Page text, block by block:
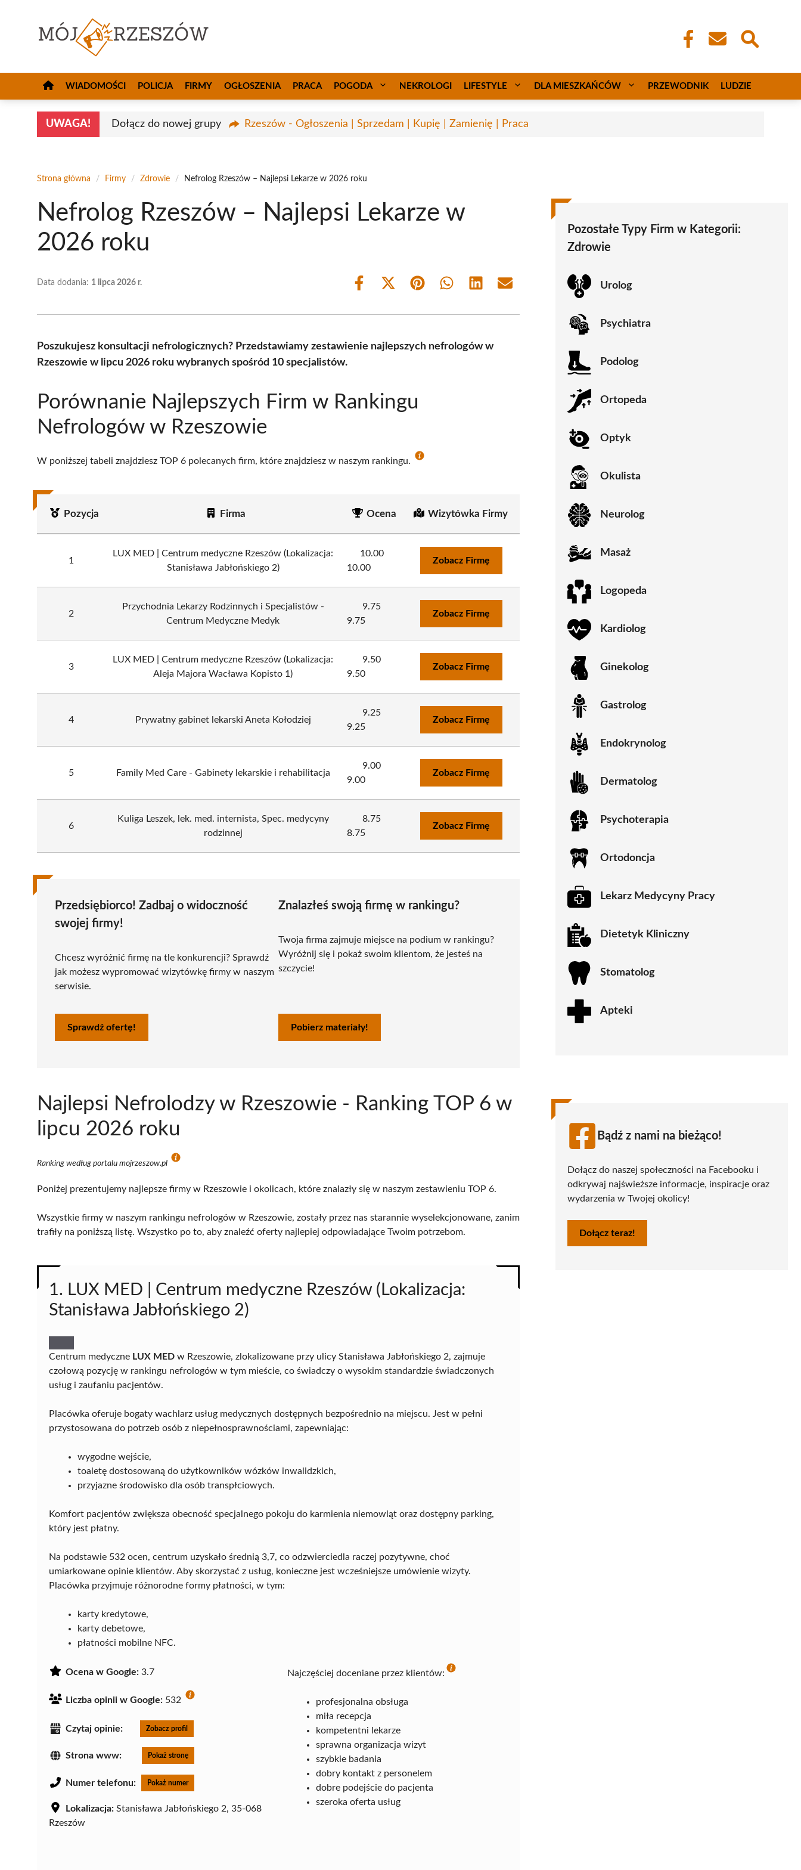
WIADOMOŚCI POLICJA FIRMY OGŁOSZENIA PRACA POGODA NEKROLOGI LIFESTYLE DLA MIESZKAŃCÓW PRZEWODNIK LUDZIE
UWAGA! Dołącz do nowej grupy Rzeszów - Ogłoszenia | Sprzedam | Kupię | Zamienię | Praca
Strona główna / Firmy / Zdrowie / Nefrolog Rzeszów – Najlepsi Lekarze w 2026 roku
Nefrolog Rzeszów – Najlepsi Lekarze w
2026 roku
Data dodania: 1 lipca 2026 r.
Share
Share
(Twitter)
Share Share Share Share
Poszukujesz konsultacji nefrologicznych? Przedstawiamy zestawienie najlepszych nefrologów w
Rzeszowie w lipcu 2026 roku wybranych spośród 10 specjalistów.
Porównanie Najlepszych Firm w Rankingu
Nefrologów w Rzeszowie
W poniższej tabeli znajdziesz TOP 6 polecanych firm, które znajdziesz w naszym rankingu.
Pozycja Firma Ocena Wizytówka Firmy
1
LUX MED | Centrum medyczne Rzeszów (Lokalizacja:
Stanisława Jabłońskiego 2)
10.00
10.00
Zobacz Firmę
2
Przychodnia Lekarzy Rodzinnych i Specjalistów -
Centrum Medyczne Medyk
9.75
9.75
Zobacz Firmę
3
LUX MED | Centrum medyczne Rzeszów (Lokalizacja:
Aleja Majora Wacława Kopisto 1)
9.50
9.50
Zobacz Firmę
4 Prywatny gabinet lekarski Aneta Kołodziej
9.25
9.25
Zobacz Firmę
5 Family Med Care - Gabinety lekarskie i rehabilitacja
9.00
9.00
Zobacz Firmę
6
Kuliga Leszek, lek. med. internista, Spec. medycyny
rodzinnej
8.75
8.75
Zobacz Firmę
Przedsiębiorco! Zadbaj o widoczność
swojej firmy!
Chcesz wyróżnić firmę na tle konkurencji? Sprawdź
jak możesz wypromować wizytówkę firmy w naszym
serwisie.
Sprawdź ofertę!
Znalazłeś swoją firmę w rankingu?
Twoja firma zajmuje miejsce na podium w rankingu?
Wyróżnij się i pokaż swoim klientom, że jesteś na
szczycie!
Pobierz materiały!
Najlepsi Nefrolodzy w Rzeszowie - Ranking TOP 6 w
lipcu 2026 roku
Ranking według portalu mojrzeszow.pl
Poniżej prezentujemy najlepsze firmy w Rzeszowie i okolicach, które znalazły się w naszym zestawieniu TOP 6.
Wszystkie firmy w naszym rankingu nefrologów w Rzeszowie, zostały przez nas starannie wyselekcjonowane, zanim
trafiły na poniższą listę. Wszystko po to, aby znaleźć oferty najlepiej odpowiadające Twoim potrzebom.
1. LUX MED | Centrum medyczne Rzeszów (Lokalizacja:
Stanisława Jabłońskiego 2)
Centrum medyczne LUX MED w Rzeszowie, zlokalizowane przy ulicy Stanisława Jabłońskiego 2, zajmuje
czołową pozycję w rankingu nefrologów w tym mieście, co świadczy o wysokim standardzie świadczonych
usług i zaufaniu pacjentów.
Placówka oferuje bogaty wachlarz usług medycznych dostępnych bezpośrednio na miejscu. Jest w pełni
przystosowana do potrzeb osób z niepełnosprawnościami, zapewniając:
wygodne wejście,
toaletę dostosowaną do użytkowników wózków inwalidzkich,
przyjazne środowisko dla osób transpłciowych.
Komfort pacjentów zwiększa obecność specjalnego pokoju do karmienia niemowląt oraz dostępny parking,
który jest płatny.
Na podstawie 532 ocen, centrum uzyskało średnią 3,7, co odzwierciedla raczej pozytywne, choć
umiarkowane opinie klientów. Aby skorzystać z usług, konieczne jest wcześniejsze umówienie wizyty.
Placówka przyjmuje różnorodne formy płatności, w tym:
karty kredytowe,
karty debetowe,
płatności mobilne NFC.
Ocena w Google: 3.7
Liczba opinii w Google: 532
Czytaj opinie: Zobacz profil
Strona www: Pokaż stronę
Numer telefonu: Pokaż numer
Lokalizacja: Stanisława Jabłońskiego 2, 35-068
Rzeszów
Najczęściej doceniane przez klientów:
profesjonalna obsługa
miła recepcja
kompetentni lekarze
sprawna organizacja wizyt
szybkie badania
dobry kontakt z personelem
dobre podejście do pacjenta
szeroka oferta usług
Pozostałe Typy Firm w Kategorii:
Zdrowie
Urolog
Psychiatra
Podolog
Ortopeda
Optyk
Okulista
Neurolog
Masaż
Logopeda
Kardiolog
Ginekolog
Gastrolog
Endokrynolog
Dermatolog
Psychoterapia
Ortodoncja
Lekarz Medycyny Pracy
Dietetyk Kliniczny
Stomatolog
Apteki
Bądź z nami na bieżąco!
Dołącz do naszej społeczności na Facebooku i
odkrywaj najświeższe informacje, inspiracje oraz
wydarzenia w Twojej okolicy!
Dołącz teraz!